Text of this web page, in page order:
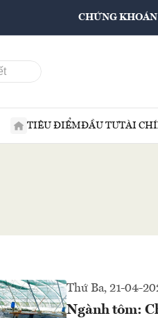
CHỨNG KHOÁN
TIÊU ĐIỂMĐẦU TƯTÀI
Thứ Ba, 21-04-
Ngành tôm: